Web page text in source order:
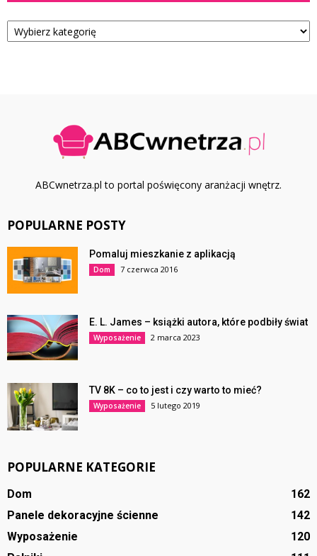
Kategorie
ABCwnetrza.pl to portal poświęcony aranżacji wnętrz.
POPULARNE POSTY
Pomaluj mieszkanie z aplikacją
Dom 7 czerwca 2016
E. L. James – książki autora, które podbiły świat
Wyposażenie 2 marca 2023
TV 8K – co to jest i czy warto to mieć?
Wyposażenie 5 lutego 2019
POPULARNE KATEGORIE
Dom
162
Panele dekoracyjne ścienne
142
Wyposażenie
120